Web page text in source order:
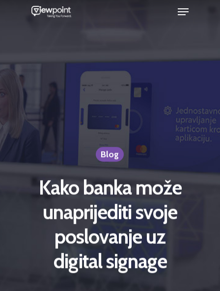
Blog
Kako banka može
unaprijediti svoje
poslovanje uz
digital signage